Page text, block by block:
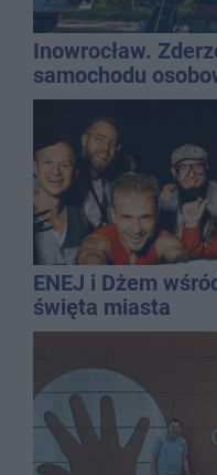
Inowrocław.
samochodu
ENEJ i Dżem
święta miasta